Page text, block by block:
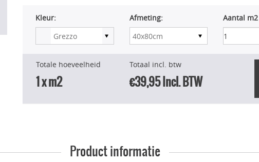
Kleur: Afmeting: Aantal m2
Totale hoeveelheid
1x m2
Totaal incl. btw
€39,95Incl. BTW
Product informatie